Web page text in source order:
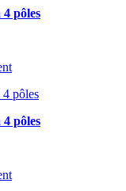
pôles
pôles